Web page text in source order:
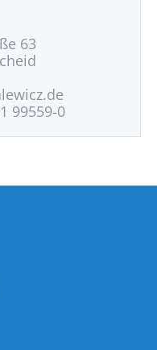
63
99559-0